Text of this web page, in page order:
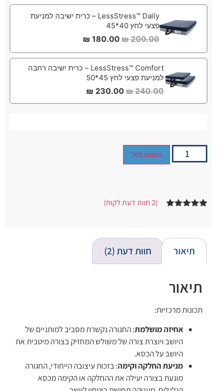
LessStress™ Daily – כרית ישיבה למניעת
פצעי לחץ 40*45
200.00
₪
180.00
₪
LessStress™ Comfort – כרית ישיבה רחבה
למניעת פצעי לחץ 45*50
240.00
₪
230.00
₪
הוספה לסל
דירוגים של
לקוחות
(
2חוות דעת לקוח)
תיאור חוות דעת (2)
תיאור
תכונות מרכזיות:
אחיזה מושלמת: החגורה נקשרת מסביב למותניים של
היושב ויוצרת צורה של משולש המחזיק בצורה מיטבית את
היושב על הכסא.
מניעת החלקה וקימה: בזכות עיצובה הייחודי, החגורה
מונעת בצורה יעילה את ההחלקה או הקימה מכסא